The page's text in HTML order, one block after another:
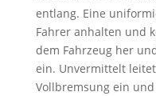
entlang. Eine
Fahrer anhalten und
dem Fahrzeug her
ein. Unvermittelt
Vollbremsung ein